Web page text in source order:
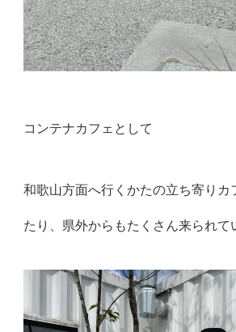
コンテナカフェとして
和歌山方面へ行くかたの立ち寄りカ
たり、県外からもたくさん来られて